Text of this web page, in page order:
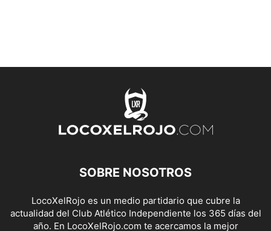
SOBRE NOSOTROS
LocoXelRojo es un medio partidario que cubre la
actualidad del Club Atlético Independiente los 365 días del
año. En LocoXelRojo.com te acercamos la mejor